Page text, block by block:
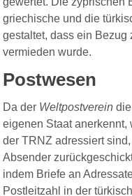
griechische und die
gestaltet, dass ein Bezug
vermieden wurde.
Postwesen
Da der Weltpostverein
eigenen Staat anerkennt,
der TRNZ adressiert
Absender
indem Briefe an
Postleitzahl in der